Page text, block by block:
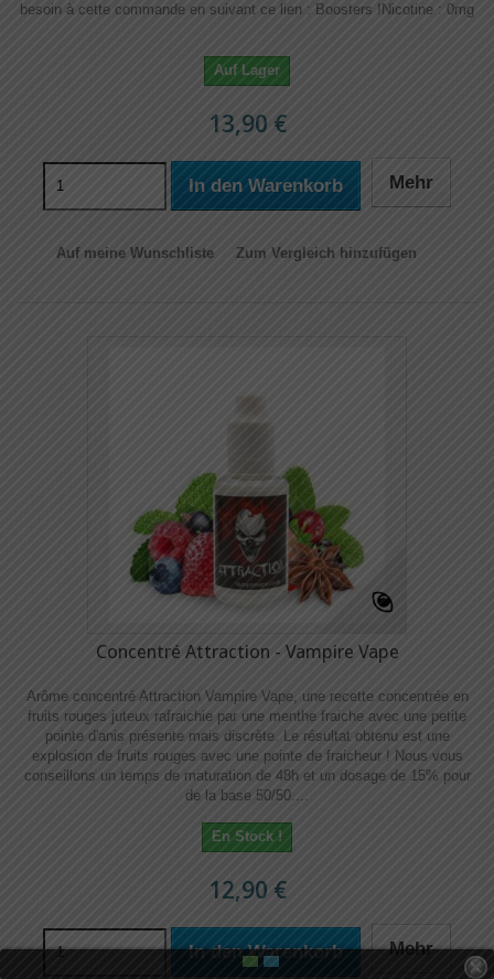
besoin à cette commande en suivant ce lien : Boosters !​​ Nicotine : 0mg
Auf Lager
13,90 €
In den Warenkorb Mehr
Auf meine Wunschliste Zum Vergleich hinzufügen
Concentré Attraction - Vampire Vape
Arôme concentré Attraction Vampire Vape, une recette concentrée en
fruits rouges juteux rafraichie par une menthe fraiche avec une petite
pointe d'anis présente mais discrète. Le résultat obtenu est une
explosion de fruits rouges avec une pointe de fraicheur ! Nous vous
conseillons un temps de maturation de 48h et un dosage de 15% pour
de la base 50/50....
En Stock !
12,90 €
In den Warenkorb Mehr